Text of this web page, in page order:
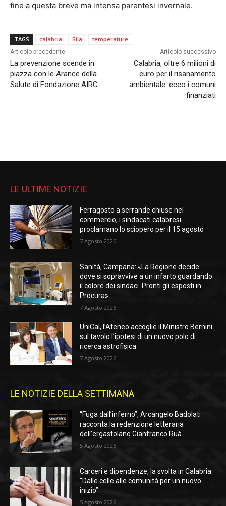
fine a questa breve ma intensa parentesi invernale.
TAGS calabria Sila temperature
Articolo precedente
La prevenzione scende in
piazza con le Arance della
Salute di Fondazione AIRC
Articolo successivo
Calabria, oltre 6 milioni di
euro per il risanamento
ambientale: ecco i comuni
finanziati
LE ULTIME NOTIZIE
Ferragosto a serrande chiuse nel
commercio, i sindacati calabresi
proclamano lo sciopero per il 15 agosto
7 Agosto 2026
Sanità, Campana: «La Regione decide
dove si sopravvive a un infarto guardando
il colore dei sindaci. Pronti gli esposti in
Procura»
7 Agosto 2026
UniCal, l’Ateneo accoglie il Ministro Bernini:
sul tavolo l’ipotesi di un nuovo polo di
ricerca astrofisica
7 Agosto 2026
LE NOTIZIE DELLA SETTIMANA
“Fuga dall’inferno”, Arcangelo Badolati
racconta la redenzione letteraria
dell’ergastolano Gianfranco Ruà
5 Agosto 2026
Carceri e dipendenze, la svolta in Calabria:
“Dalle celle alle comunità per un nuovo
inizio”
5 Agosto 2026